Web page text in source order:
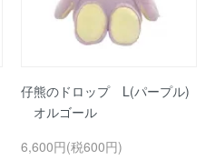
仔熊のドロップ L(パープル)
オルゴール
6,600円(税600円)